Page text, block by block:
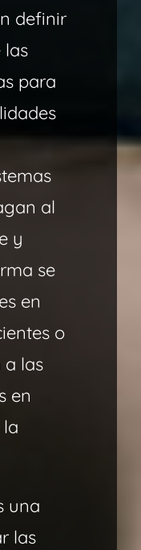
definir
las
para
al
y
se
en
o
a las
en
una
las